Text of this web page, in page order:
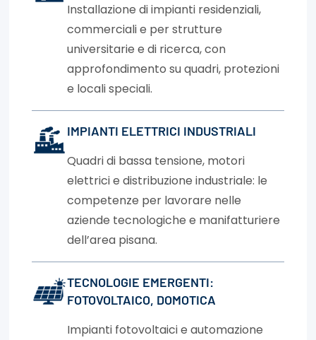
Installazione di impianti residenziali,
commerciali e per strutture
universitarie e di ricerca, con
approfondimento su quadri, protezioni
e locali speciali.
IMPIANTI ELETTRICI INDUSTRIALI
Quadri di bassa tensione, motori
elettrici e distribuzione industriale: le
competenze per lavorare nelle
aziende tecnologiche e manifatturiere
dell’area pisana.
TECNOLOGIE EMERGENTI:
FOTOVOLTAICO, DOMOTICA
Impianti fotovoltaici e automazione